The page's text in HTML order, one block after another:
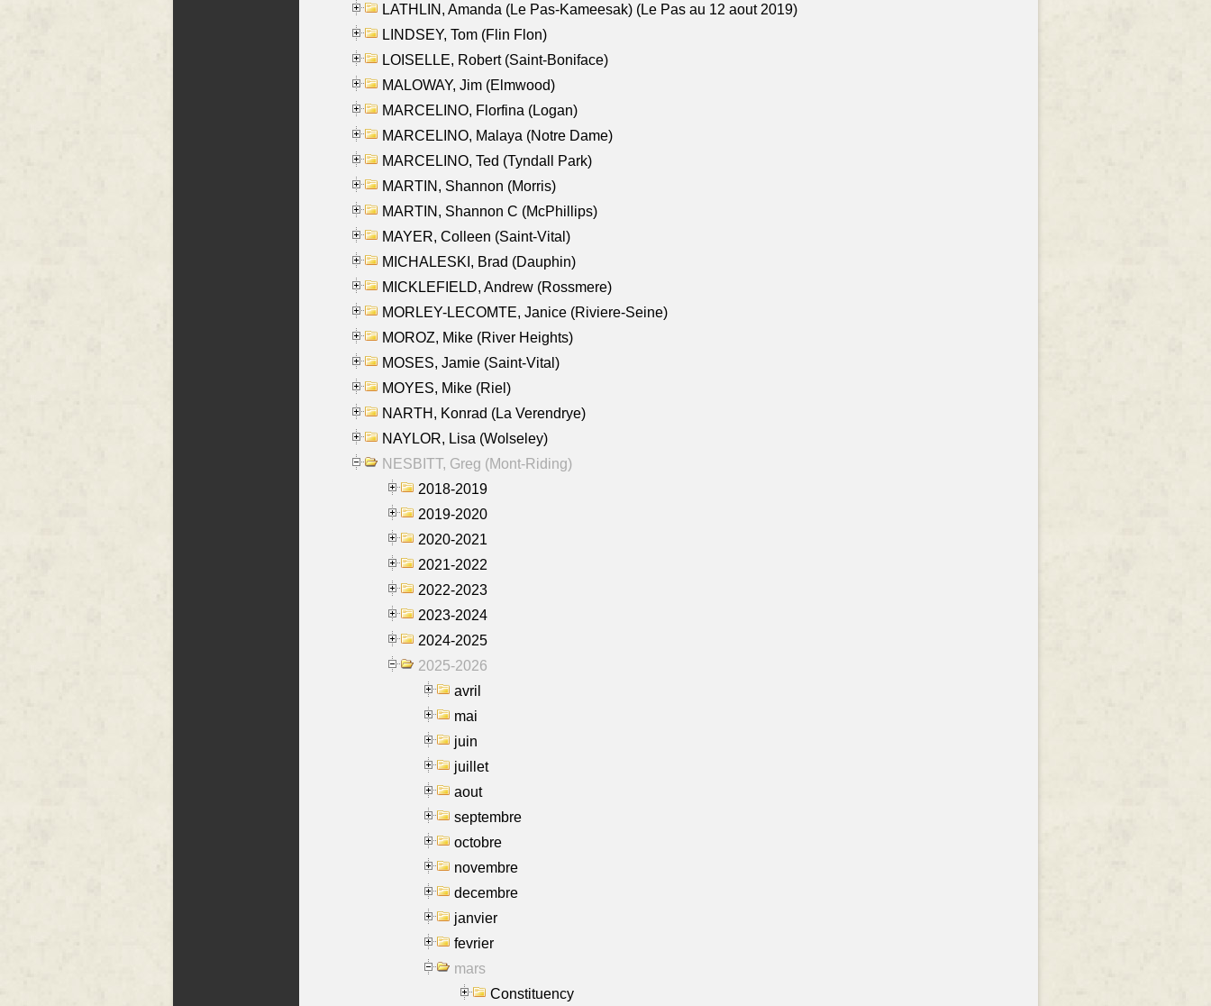
LATHLIN, Amanda (Le Pas-Kameesak) (Le Pas au 12 aout 2019)
LINDSEY, Tom (Flin Flon)
LOISELLE, Robert (Saint-Boniface)
MALOWAY, Jim (Elmwood)
MARCELINO, Florfina (Logan)
MARCELINO, Malaya (Notre Dame)
MARCELINO, Ted (Tyndall Park)
MARTIN, Shannon (Morris)
MARTIN, Shannon C (McPhillips)
MAYER, Colleen (Saint-Vital)
MICHALESKI, Brad (Dauphin)
MICKLEFIELD, Andrew (Rossmere)
MORLEY-LECOMTE, Janice (Riviere-Seine)
MOROZ, Mike (River Heights)
MOSES, Jamie (Saint-Vital)
MOYES, Mike (Riel)
NARTH, Konrad (La Verendrye)
NAYLOR, Lisa (Wolseley)
NESBITT, Greg (Mont-Riding)
2018-2019
2019-2020
2020-2021
2021-2022
2022-2023
2023-2024
2024-2025
2025-2026
avril
mai
juin
juillet
aout
septembre
octobre
novembre
decembre
janvier
fevrier
mars
Constituency